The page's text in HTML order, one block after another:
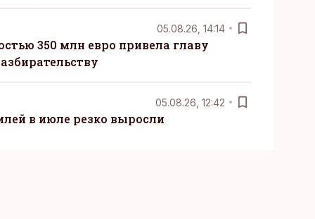
05.08.26, 14:14
350 млн евро привела главу
05.08.26, 12:42
в июле резко выросли